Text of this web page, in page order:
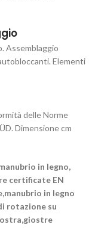
Assemblaggio
Elementi
delle Norme
Dimensione cm
in legno,
certificate EN
in legno
rotazione su